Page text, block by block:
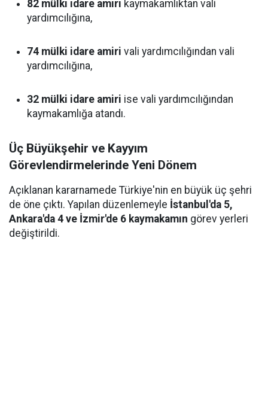
82 mülki idare amiri kaymakamlıktan vali
yardımcılığına,
74 mülki idare amiri vali yardımcılığından vali
yardımcılığına,
32 mülki idare amiri ise vali yardımcılığından
kaymakamlığa atandı.
Üç Büyükşehir ve Kayyım
Görevlendirmelerinde Yeni Dönem
Açıklanan kararnamede Türkiye'nin en büyük üç şehri
de öne çıktı. Yapılan düzenlemeyle İstanbul'da 5,
Ankara'da 4 ve İzmir'de 6 kaymakamın görev yerleri
değiştirildi.